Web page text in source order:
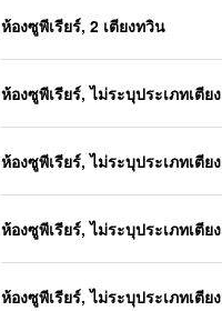
ห้องซูพีเรียร์, 2 เตียงทวิน
ห้องซูพีเรียร์, ไม่ระบุประเภทเตียง
ห้องซูพีเรียร์, ไม่ระบุประเภทเตียง
ห้องซูพีเรียร์, ไม่ระบุประเภทเตียง
ห้องซูพีเรียร์, ไม่ระบุประเภทเตียง